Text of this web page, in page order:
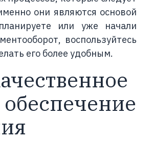
они являются основой
или уже начали
воспользуйтесь
его более удобным.